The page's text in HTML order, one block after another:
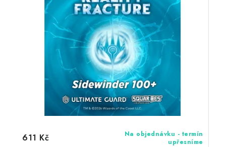
Na objednávku - termín
upřesníme
611 Kč